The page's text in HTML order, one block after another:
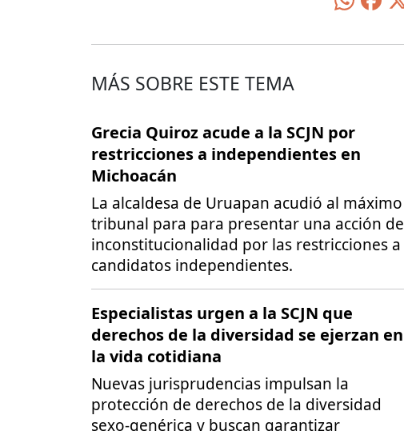
MÁS SOBRE ESTE TEMA
Grecia Quiroz acude a la SCJN por
restricciones a independientes en
Michoacán
La alcaldesa de Uruapan acudió al máximo
tribunal para para presentar una acción de
inconstitucionalidad por las restricciones a
candidatos independientes.
Especialistas urgen a la SCJN que
derechos de la diversidad se ejerzan en
la vida cotidiana
Nuevas jurisprudencias impulsan la
protección de derechos de la diversidad
sexo-genérica y buscan garantizar